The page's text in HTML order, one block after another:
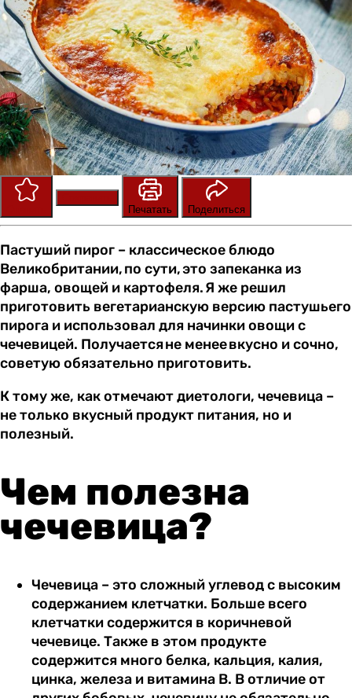
Печатать
Поделиться
Пастуший пирог – классическое блюдо
Великобритании, по сути, это запеканка из
фарша, овощей и картофеля. Я же решил
приготовить вегетарианскую версию пастушьего
пирога и использовал для начинки овощи с
чечевицей. Получается не менее вкусно и сочно,
советую обязательно приготовить.
К тому же, как отмечают диетологи, чечевица –
не только вкусный продукт питания, но и
полезный.
Чем полезна
чечевица?
Чечевица – это сложный углевод с высоким
содержанием клетчатки. Больше всего
клетчатки содержится в коричневой
чечевице. Также в этом продукте
содержится много белка, кальция, калия,
цинка, железа и витамина В. В отличие от